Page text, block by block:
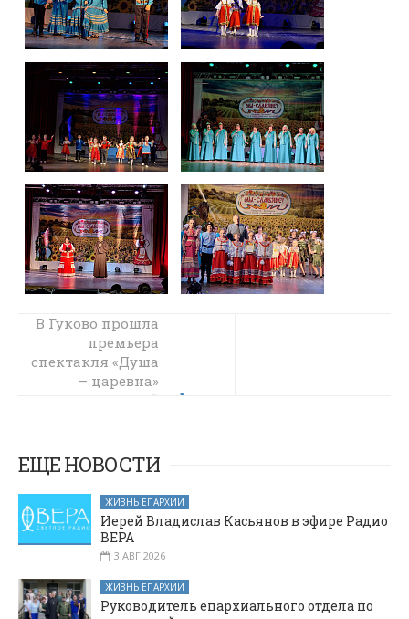
Яркое завершение
учебного года в
воскресной школе
Свято-
Пантелеимоновского
В Гуково прошла
премьера
спектакля «Душа
– царевна»
воскресной
великомученика
Пантелеимона
ЕЩЕ НОВОСТИ
ЖИЗНЬ ЕПАРХИИ
Иерей Владислав Касьянов в эфире Радио
ВЕРА
3 АВГ 2026
ЖИЗНЬ ЕПАРХИИ
Руководитель епархиального отдела по